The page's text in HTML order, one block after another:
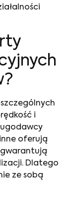
i
inne oferują
Dlatego
ze sobą